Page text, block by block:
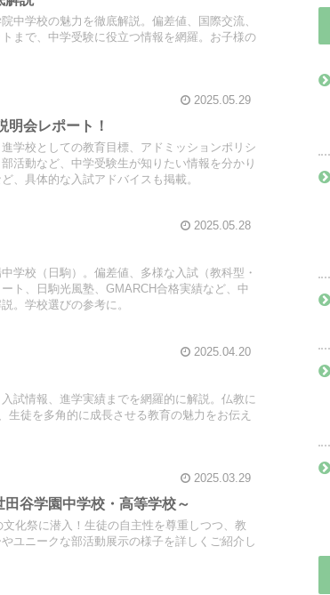
中学校の魅力を徹底解説。偏差値、国際交流、
まで、中学受験に役立つ情報を網羅。お子様の
2025.05.29
明会レポート！
学校としての教育目標、アドミッションポリシ
活動など、中学受験生が知りたい情報を分かり
、具体的な入試アドバイスも掲載。
2025.05.28
学校（日駒）。偏差値、多様な入試（教科型・
ト、日駒光風塾、GMARCH合格実績など、中
。学校選びの参考に。
2025.04.20
試情報、進学実績までを網羅的に解説。仏教に
徒を多角的に成長させる教育の魅力をお伝え
2025.03.29
田谷学園中学校・高等学校～
化祭に潜入！生徒の自主性を尊重しつつ、教
ユニークな部活動展示の様子を詳しくご紹介し